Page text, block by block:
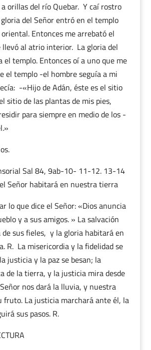
orillas del río Quebar. Y caí rostro
del Señor entró en el templo
Entonces me arrebató el
al atrio interior. La gloria del
el templo. Entonces oí a uno que me
el templo -el hombre seguía a mi
-«Hijo de Adán, éste es el sitio
sitio de las plantas de mis pies,
para siempre en medio de los -
Sal 84, 9ab-10- 11-12. 13-14
Señor habitará en nuestra tierra
lo que dice el Señor: «Dios anuncia
y a sus amigos. » La salvación
de sus fieles, y la gloria habitará en
R. La misericordia y la fidelidad se
justicia y la paz se besan; la
de la tierra, y la justicia mira desde
nos dará la lluvia, y nuestra
fruto. La justicia marchará ante él, la
sus pasos. R.